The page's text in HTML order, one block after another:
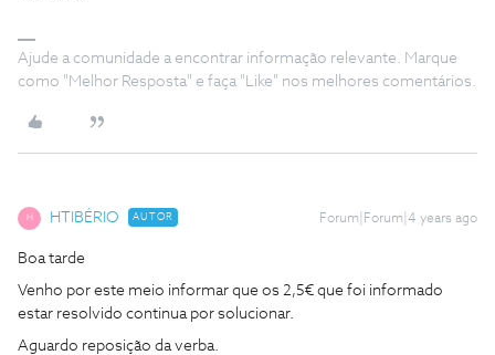
Ajude a comunidade a encontrar informação relevante. Marque
como "Melhor Resposta" e faça "Like" nos melhores comentários.
H HTIBÉRIO AUTOR Forum|Forum|4 years ago
Boa tarde
Venho por este meio informar que os 2,5€ que foi informado
estar resolvido continua por solucionar.
Aguardo reposição da verba.